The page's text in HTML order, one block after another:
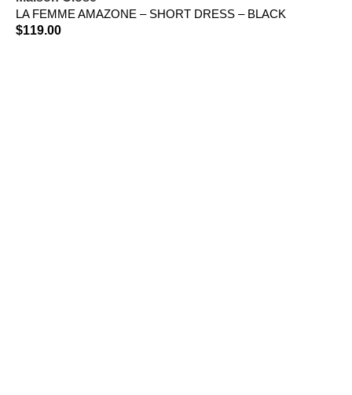
LA FEMME AMAZONE – SHORT DRESS – BLACK
$119.00